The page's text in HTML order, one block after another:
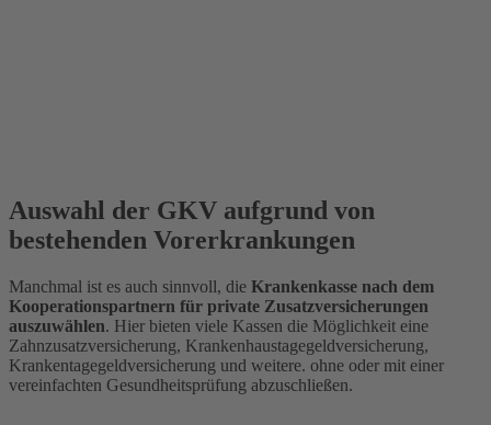
Auswahl der GKV aufgrund von
bestehenden Vorerkrankungen
Manchmal ist es auch sinnvoll, die Krankenkasse nach dem
Kooperationspartnern für private Zusatzversicherungen
auszuwählen. Hier bieten viele Kassen die Möglichkeit eine
Zahnzusatzversicherung, Krankenhaustagegeldversicherung,
Krankentagegeldversicherung und weitere. ohne oder mit einer
vereinfachten Gesundheitsprüfung abzuschließen.